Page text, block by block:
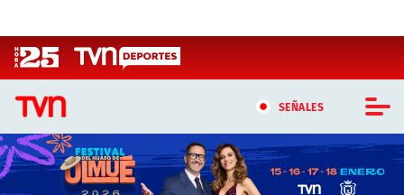
SEÑALES
CASTING MASTERCHEF CHILE